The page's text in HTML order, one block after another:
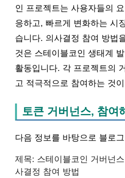
인 프로젝트는 사용자들의
응하고, 빠르게 변화하는 시
습니다. 의사결정 참여 방법
것은 스테이블코인 생태계
활동입니다. 각 프로젝트의
고 적극적으로 참여하는 것
토큰 거버넌스, 참여
다음 정보를 바탕으로 블로
제목: 스테이블코인 거버넌
사결정 참여 방법